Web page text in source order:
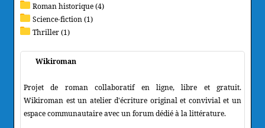
Roman historique (4)
Science-fiction (1)
Thriller (1)
Wikiroman
Projet de roman collaboratif en ligne, libre et gratuit.
Wikiroman est un atelier d'écriture original et convivial et un
espace communautaire avec un forum dédié à la littérature.